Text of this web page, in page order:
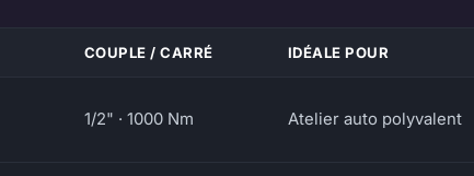
COUPLE / CARRÉ IDÉALE POUR
1/2" · 1000 Nm Atelier auto polyvalent